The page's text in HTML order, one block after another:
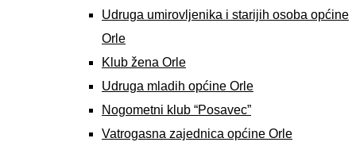
Udruga umirovljenika i starijih osoba općine
Orle
Klub žena Orle
Udruga mladih općine Orle
Nogometni klub “Posavec”
Vatrogasna zajednica općine Orle